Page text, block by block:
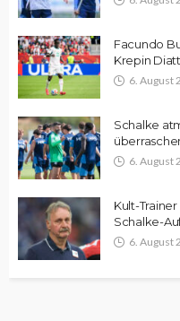
Facundo
Krepin
6. August
Schalke
6. August
Kult-
Schalke-
6. August